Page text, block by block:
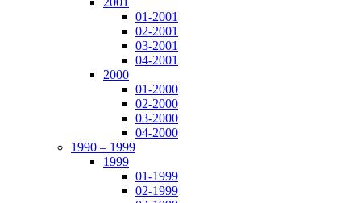
01-2001
02-2001
03-2001
04-2001
2000
01-2000
02-2000
03-2000
04-2000
1990 – 1999
1999
01-1999
02-1999